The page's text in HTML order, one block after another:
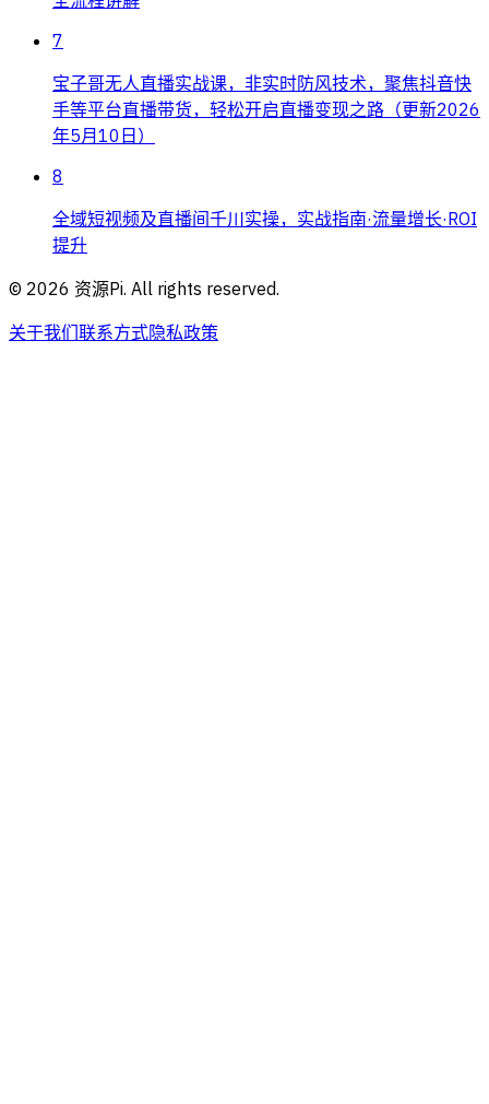
7
宝子哥无人直播实战课，非实时防风技术，聚焦抖音快
手等平台直播带货，轻松开启直播变现之路（更新2026
年5月10日）
8
全域短视频及直播间千川实操，实战指南·流量增长·ROI
提升
© 2026 资源Pi. All rights reserved.
关于我们联系方式隐私政策